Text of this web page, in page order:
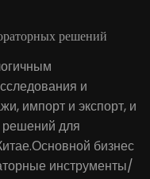
решений
и
импорт и экспорт, и
для
бизнес
инструменты/